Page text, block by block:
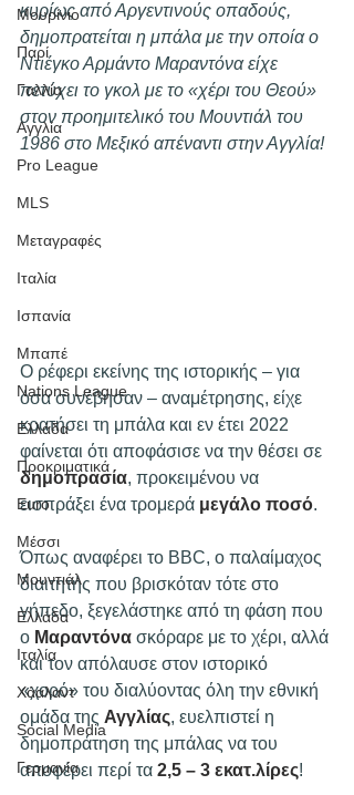
Μουρίνιο
Παρί
Γαλλία
Αγγλία
Pro League
MLS
Μεταγραφές
Ιταλία
Ισπανία
Μπαπέ
Nations League
Ελλάδα
Προκριματικά
Euro
Μέσσι
Μουντιάλ
Ελλάδα
Ιταλία
Χάαλαντ
Social Media
Γερμανία
κυρίως από Αργεντινούς οπαδούς,
δημοπρατείται η μπάλα με την οποία ο
Ντιέγκο Αρμάντο Μαραντόνα είχε
πετύχει το γκολ με το «χέρι του Θεού»
στον προημιτελικό του Μουντιάλ του
1986 στο Μεξικό απέναντι στην Αγγλία!
Ο ρέφερι εκείνης της ιστορικής – για
όσα συνέβησαν – αναμέτρησης, είχε
κρατήσει τη μπάλα και εν έτει 2022
φαίνεται ότι αποφάσισε να την θέσει σε
δημοπρασία, προκειμένου να
εισπράξει ένα τρομερά μεγάλο ποσό.
Όπως αναφέρει το BBC, ο παλαίμαχος
διαιτητής που βρισκόταν τότε στο
γήπεδο, ξεγελάστηκε από τη φάση που
ο Μαραντόνα σκόραρε με το χέρι, αλλά
και τον απόλαυσε στον ιστορικό
«χορό» του διαλύοντας όλη την εθνική
ομάδα της Αγγλίας, ευελπιστεί η
δημοπράτηση της μπάλας να του
αποφέρει περί τα 2,5 – 3 εκατ.λίρες!